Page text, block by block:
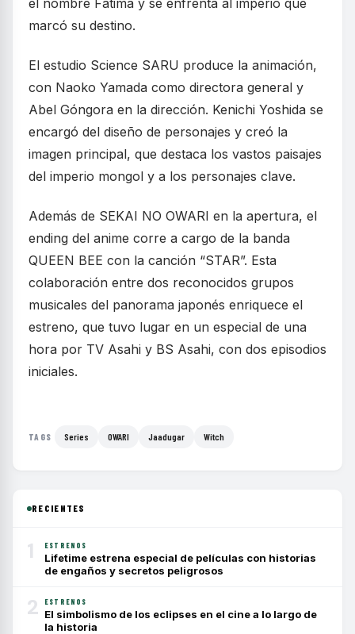
el nombre Fatima y se enfrenta al imperio que
marcó su destino.
El estudio Science SARU produce la animación,
con Naoko Yamada como directora general y
Abel Góngora en la dirección. Kenichi Yoshida se
encargó del diseño de personajes y creó la
imagen principal, que destaca los vastos paisajes
del imperio mongol y a los personajes clave.
Además de SEKAI NO OWARI en la apertura, el
ending del anime corre a cargo de la banda
QUEEN BEE con la canción “STAR”. Esta
colaboración entre dos reconocidos grupos
musicales del panorama japonés enriquece el
estreno, que tuvo lugar en un especial de una
hora por TV Asahi y BS Asahi, con dos episodios
iniciales.
TAGS Series OWARI Jaadugar Witch
RECIENTES
1 ESTRENOS
Lifetime estrena especial de películas con historias
de engaños y secretos peligrosos
2 ESTRENOS
El simbolismo de los eclipses en el cine a lo largo de
la historia